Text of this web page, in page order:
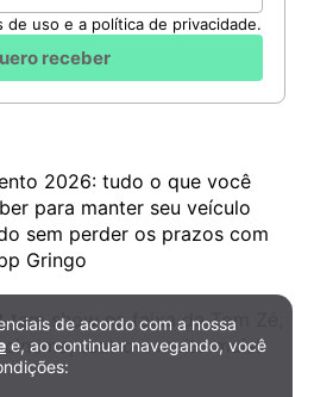
de uso e a política de privacidade.
receber
2026: tudo o que você
para manter seu veículo
sem perder os prazos com
Gringo
tem show na faixa de Tom Zé,
cinema, teatro e muito mais!
Cookiesde acordo com a nossa
e, ao continuar navegando, você